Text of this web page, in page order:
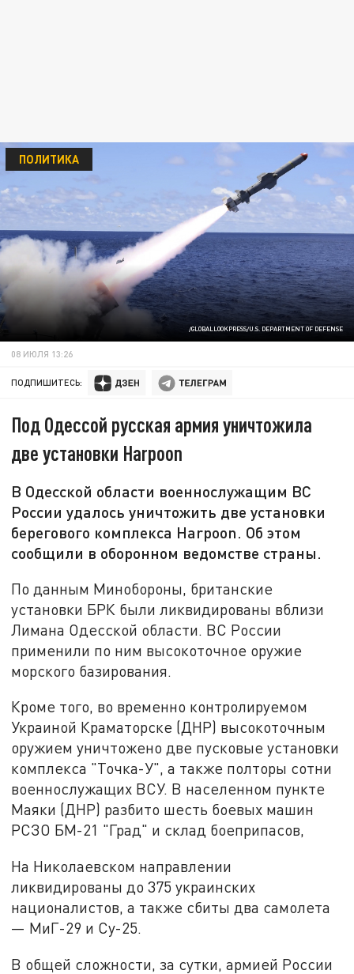
/GLOBALLOOKPRESS/U.S. DEPARTMENT OF DEFENSE
ПОЛИТИКА
08 ИЮЛЯ 13:26
ПОДПИШИТЕСЬ:
Под Одессой русская армия уничтожила
две установки Harpoon
В Одесской области военнослужащим ВС
России удалось уничтожить две установки
берегового комплекса Harpoon. Об этом
сообщили в оборонном ведомстве страны.
По данным Минобороны, британские
установки БРК были ликвидированы вблизи
Лимана Одесской области. ВС России
применили по ним высокоточное оружие
морского базирования.
Кроме того, во временно контролируемом
Украиной Краматорске (ДНР) высокоточным
оружием уничтожено две пусковые установки
комплекса "Точка-У", а также полторы сотни
военнослужащих ВСУ. В населенном пункте
Маяки (ДНР) разбито шесть боевых машин
РСЗО БМ-21 "Град" и склад боеприпасов,
На Николаевском направлении
ликвидированы до 375 украинских
националистов, а также сбиты два самолета
— МиГ-29 и Су-25.
В общей сложности, за сутки, армией России